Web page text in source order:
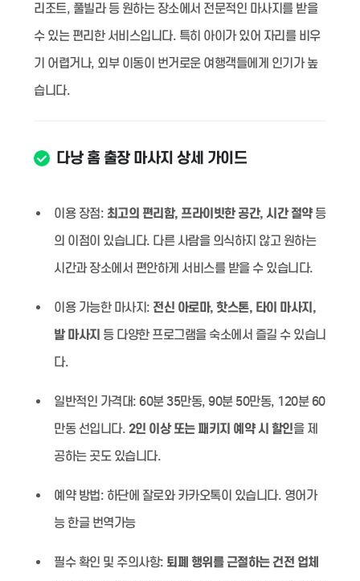
리조트, 풀빌라 등 원하는 장소에서 전문적인 마사지를 받을
수 있는 편리한 서비스입니다. 특히 아이가 있어 자리를 비우
기 어렵거나, 외부 이동이 번거로운 여행객들에게 인기가 높
습니다.
다낭 홈 출장 마사지 상세 가이드
이용 장점: 최고의 편리함, 프라이빗한 공간, 시간 절약등
의 이점이 있습니다. 다른 사람을 의식하지 않고 원하는
시간과 장소에서 편안하게 서비스를 받을 수 있습니다.
이용 가능한 마사지: 전신 아로마, 핫스톤, 타이 마사지,
발 마사지 등 다양한 프로그램을 숙소에서 즐길 수 있습니
다.
일반적인 가격대: 60분 35만동, 90분 50만동, 120분 60
만동 선입니다. 2인 이상 또는 패키지 예약 시 할인을 제
공하는 곳도 있습니다.
예약 방법: 하단에 잘로와 카카오톡이 있습니다. 영어가
능 한글 번역가능
필수 확인 및 주의사항: 퇴폐 행위를 근절하는 건전 업체